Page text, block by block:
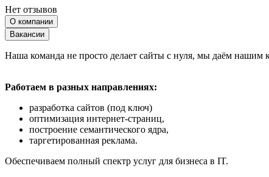
Нет отзывов
О компании
Вакансии
Наша команда не просто делает сайты с нуля, мы даём нашим
Работаем в разных направлениях:
разработка сайтов (под ключ)
оптимизация интернет-страниц,
построение семантического ядра,
таргетированная реклама.
Обеспечиваем полный спектр услуг для бизнеса в IT.